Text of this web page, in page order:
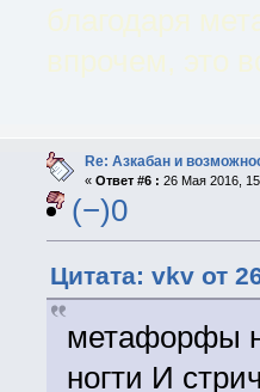
благодаря
впрочем, это
Re: Азкабан и
« Ответ #6 : 26 Мая 2016,
(−)0
Цитата: vkv от
метафорфы
ногти И